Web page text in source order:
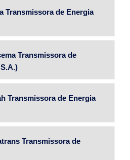
Transmissora de Energia
Transmissora de
Transmissora de Energia
Transmissora de